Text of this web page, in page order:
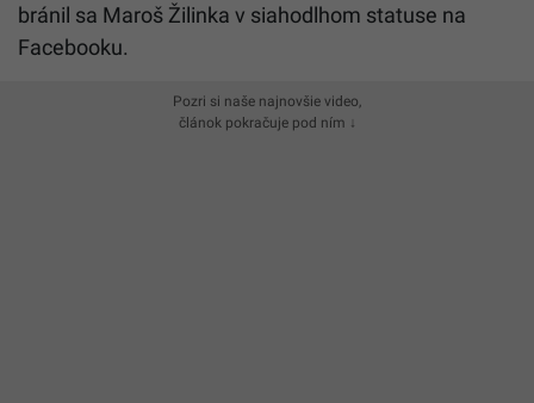
bránil sa Maroš Žilinka v siahodlhom statuse na
Facebooku.
Pozri si naše najnovšie video,
článok pokračuje pod ním ↓